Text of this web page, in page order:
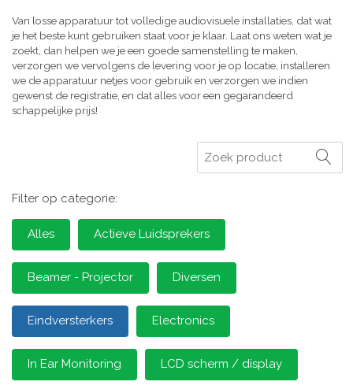
Van losse apparatuur tot volledige audiovisuele installaties, dat wat
je het beste kunt gebruiken staat voor je klaar. Laat ons weten wat je
zoekt, dan helpen we je een goede samenstelling te maken,
verzorgen we vervolgens de levering voor je op locatie, installeren
we de apparatuur netjes voor gebruik en verzorgen we indien
gewenst de registratie, en dat alles voor een gegarandeerd
schappelijke prijs!
Zoeken
Filter op categorie:
Alles Actieve Luidsprekers
Beamer - Projector Diversen
Eindversterkers Electronics
In Ear Monitoring LCD scherm / display